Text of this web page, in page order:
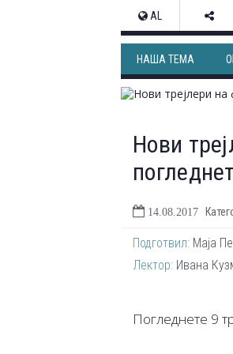
AL
НАША ТЕМА
Нови
14.08.2017
Подготвил: Маја
Лектор: Ивана
Погледнете 9